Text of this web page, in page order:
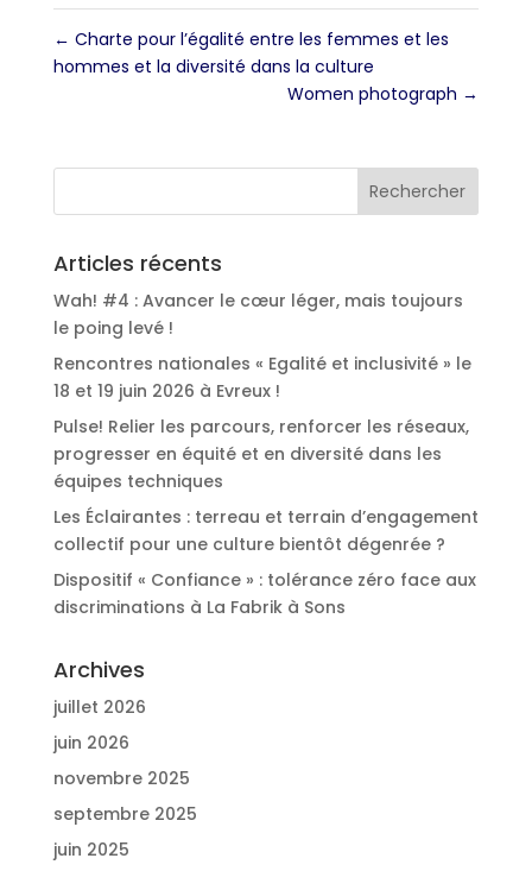
← Charte pour l’égalité entre les femmes et les
hommes et la diversité dans la culture
Women photograph →
Articles récents
Wah! #4 : Avancer le cœur léger, mais toujours
le poing levé !
Rencontres nationales « Egalité et inclusivité » le
18 et 19 juin 2026 à Evreux !
Pulse! Relier les parcours, renforcer les réseaux,
progresser en équité et en diversité dans les
équipes techniques
Les Éclairantes : terreau et terrain d’engagement
collectif pour une culture bientôt dégenrée ?
Dispositif « Confiance » : tolérance zéro face aux
discriminations à La Fabrik à Sons
Archives
juillet 2026
juin 2026
novembre 2025
septembre 2025
juin 2025